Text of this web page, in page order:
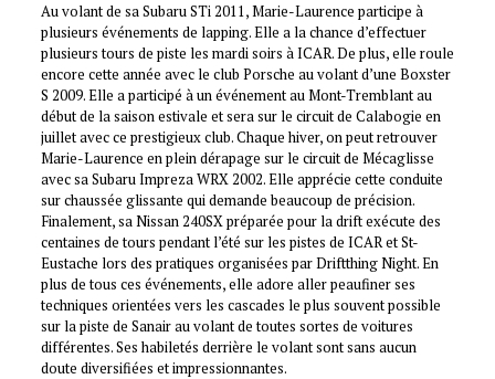
Au volant de sa Subaru STi 2011, Marie-Laurence participe à
plusieurs événements de lapping. Elle a la chance d’effectuer
plusieurs tours de piste les mardi soirs à ICAR. De plus, elle roule
encore cette année avec le club Porsche au volant d’une Boxster
S 2009. Elle a participé à un événement au Mont-Tremblant au
début de la saison estivale et sera sur le circuit de Calabogie en
juillet avec ce prestigieux club. Chaque hiver, on peut retrouver
Marie-Laurence en plein dérapage sur le circuit de Mécaglisse
avec sa Subaru Impreza WRX 2002. Elle apprécie cette conduite
sur chaussée glissante qui demande beaucoup de précision.
Finalement, sa Nissan 240SX préparée pour la drift exécute des
centaines de tours pendant l’été sur les pistes de ICAR et St-
Eustache lors des pratiques organisées par Driftthing Night. En
plus de tous ces événements, elle adore aller peaufiner ses
techniques orientées vers les cascades le plus souvent possible
sur la piste de Sanair au volant de toutes sortes de voitures
différentes. Ses habiletés derrière le volant sont sans aucun
doute diversifiées et impressionnantes.